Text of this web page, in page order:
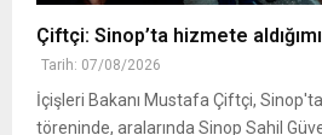
Çiftçi: Sinop’ta hizmete
Tarih: 07/08/2026
İçişleri Bakanı Mustafa Çiftçi,
töreninde, aralarında Sinop Sahil